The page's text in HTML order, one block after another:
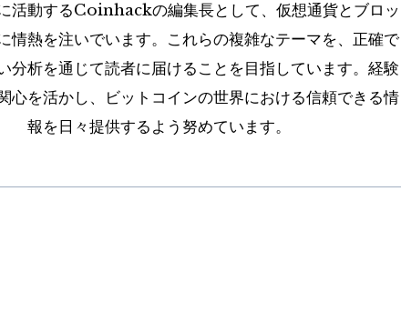
活動するCoinhackの編集長として、仮想通貨とブロッ
情熱を注いでいます。これらの複雑なテーマを、正確で
分析を通じて読者に届けることを目指しています。経験
心を活かし、ビットコインの世界における信頼できる情
報を日々提供するよう努めています。